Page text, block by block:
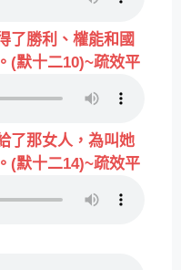
了勝利、權能和國
(默十二10)~疏效平
了那女人，為叫她
(默十二14)~疏效平